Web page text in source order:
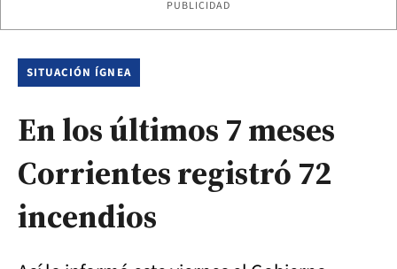
PUBLICIDAD
SITUACIÓN ÍGNEA
En los últimos 7 meses
Corrientes registró 72
incendios